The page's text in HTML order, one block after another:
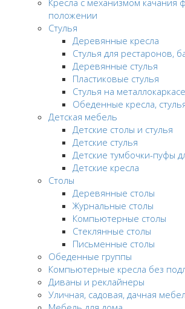
положении
Стулья
Деревянные кресла
Стулья для рестаронов,
Деревянные стулья
Пластиковые стулья
Стулья на металлокаркасе
Обеденные кресла,
Детская мебель
Детские столы и стулья
Детские стулья
Детские тумбочки-пуфы
Детские кресла
Столы
Деревянные столы
Журнальные столы
Компьютерные столы
Стеклянные столы
Письменные столы
Обеденные группы
Компьютерные кресла без
Диваны и реклайнеры
Уличная, садовая, дачная